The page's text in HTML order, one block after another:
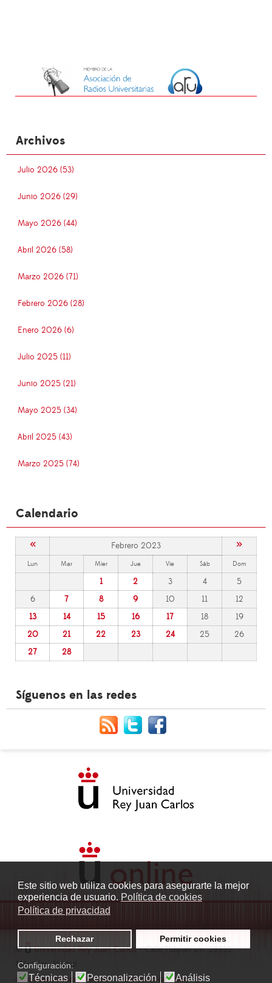
Este sitio web utiliza cookies para asegurarte la mejor
experiencia de usuario. Política de cookies
Política de privacidad
Rechazar Permitir cookies
Configuración:
Técnicas Personalización Análisis
Archivos
Julio 2026 (53)
Junio 2026 (29)
Mayo 2026 (44)
Abril 2026 (58)
Marzo 2026 (71)
Febrero 2026 (28)
Enero 2026 (6)
Julio 2025 (11)
Junio 2025 (21)
Mayo 2025 (34)
Abril 2025 (43)
Marzo 2025 (74)
Calendario
« Febrero 2023 »
Lun Mar Mier Jue Vie Sáb Dom
1 2 3 4
5
6
7 8 9 10 11
12
13
14 15 16 17 18
19
20
21 22 23 24 25
26
27
28
Síguenos en las redes
© Universidad Rey Juan Carlos- Calle Tulipán s/n. 28933
Móstoles. Madrid
radio.fuenlabrada1@urjc.es|Protección de datos|